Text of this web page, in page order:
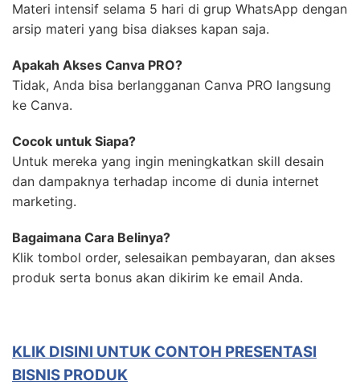
Materi intensif selama 5 hari di grup WhatsApp dengan
arsip materi yang bisa diakses kapan saja.
Apakah Akses Canva PRO?
Tidak, Anda bisa berlangganan Canva PRO langsung
ke Canva.
Cocok untuk Siapa?
Untuk mereka yang ingin meningkatkan skill desain
dan dampaknya terhadap income di dunia internet
marketing.
Bagaimana Cara Belinya?
Klik tombol order, selesaikan pembayaran, dan akses
produk serta bonus akan dikirim ke email Anda.
KLIK DISINI UNTUK CONTOH PRESENTASI
BISNIS PRODUK